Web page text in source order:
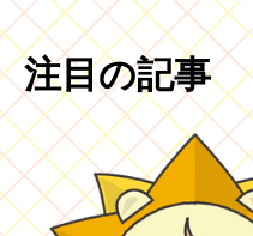
注目の記事